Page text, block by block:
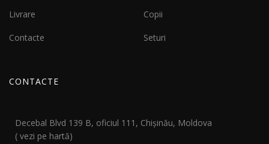
Livrare
Contacte
Copii
Seturi
CONTACTE
Decebal Blvd 139 B, oficiul 111, Chișinău, Moldova
( vezi pe hartă)